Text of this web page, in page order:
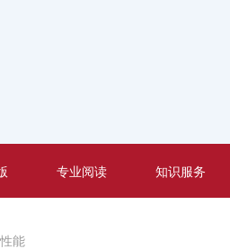
专业阅读 知识服务
能